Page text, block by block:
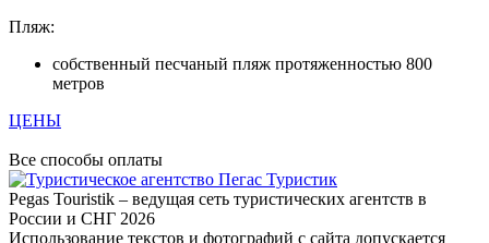
Пляж:
собственный песчаный пляж протяженностью 800
метров
ЦЕНЫ
Все способы оплаты
Pegas Touristik – ведущая сеть туристических агентств в
России и СНГ 2026
Использование текстов и фотографий с сайта допускается